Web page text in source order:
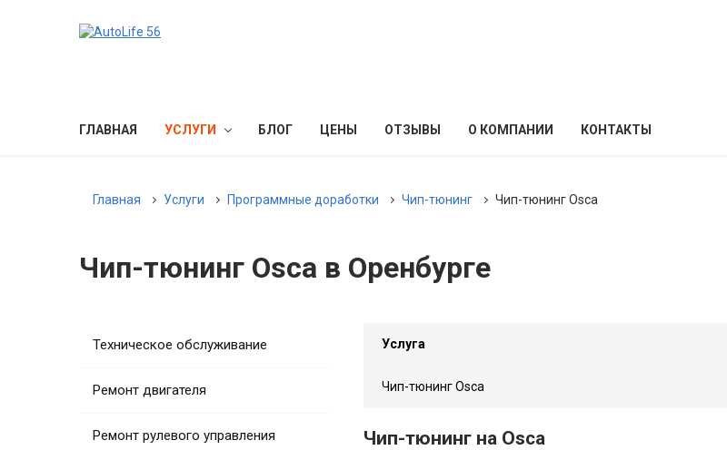
ГЛАВНАЯ УСЛУГИ БЛОГ ЦЕНЫ ОТЗЫВЫ О КОМПАНИИ КОНТАКТЫ
Главная Услуги Программные доработки Чип-тюнинг Чип-тюнинг Osca
Чип-тюнинг Osca в Оренбурге
Техническое обслуживание
Ремонт двигателя
Ремонт рулевого управления
Услуга
Чип-тюнинг Osca
Чип-тюнинг на Osca